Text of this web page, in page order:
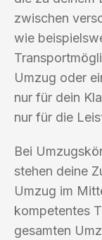
zwischen
wie
Umzug oder
nur für dein
nur für die
Bei
stehen deine
Umzug im
kompetentes
gesamten